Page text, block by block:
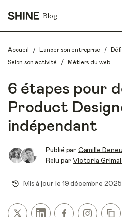
Blog
Accueil / Lancer son entreprise /
Selon son activité / Métiers du web
6 étapes pour
Product
indépendant
Publié par Camille Deneu
Relu par Victoria
Mis à jour le 19 décembre 2025